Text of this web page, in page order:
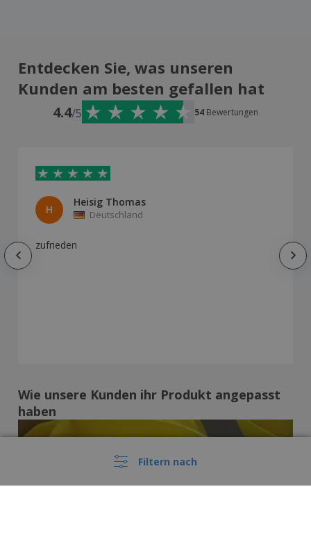
Filtern nach
Entdecken Sie, was unseren
Kunden am besten gefallen hat
4.4/5 54 Bewertungen
H
Heisig Thomas
Deutschland
zufrieden
Wie unsere Kunden ihr Produkt angepasst
haben